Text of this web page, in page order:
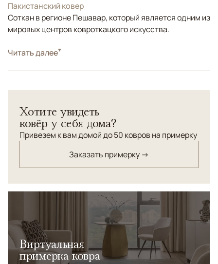
Пакистанский ковер
Соткан в регионе Пешавар, который является одним из
мировых центров ковроткацкого искусства.
СтильКлассические
Читать далее
Хотите увидеть
ковёр у себя дома?
Привезем к вам домой до 50 ковров на примерку
Заказать примерку →
Виртуальная
примерка ковра